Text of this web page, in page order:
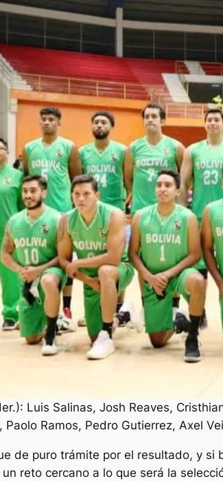
Luis Salinas, Josh Reaves,
Paolo Ramos, Pedro Gutierrez, Axel
de puro trámite por el resultado, y
reto cercano a lo que será la